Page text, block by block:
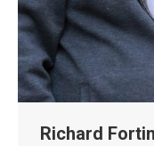
Richard